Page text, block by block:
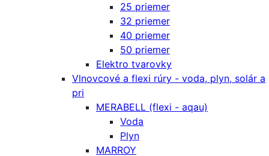
25 priemer
32 priemer
40 priemer
50 priemer
Elektro tvarovky
Vlnovcové a flexi rúry - voda, plyn, solár a
pri
MERABELL (flexi - aqau)
Voda
Plyn
MARROY